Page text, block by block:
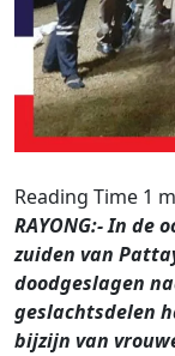
RAYONG:- In de
zuiden van
doodgeslagen
geslachtsdelen
bijzijn van